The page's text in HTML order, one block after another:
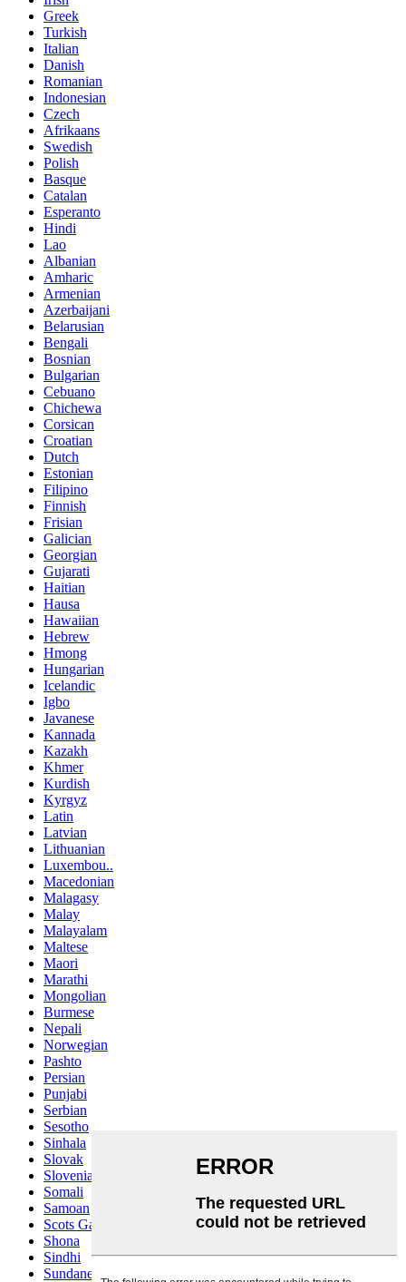
Greek
Turkish
Italian
Danish
Romanian
Indonesian
Czech
Afrikaans
Swedish
Polish
Basque
Catalan
Esperanto
Hindi
Lao
Albanian
Amharic
Armenian
Azerbaijani
Belarusian
Bengali
Bosnian
Bulgarian
Cebuano
Chichewa
Corsican
Croatian
Dutch
Estonian
Filipino
Finnish
Frisian
Galician
Georgian
Gujarati
Haitian
Hausa
Hawaiian
Hebrew
Hmong
Hungarian
Icelandic
Igbo
Javanese
Kannada
Kazakh
Khmer
Kurdish
Kyrgyz
Latin
Latvian
Lithuanian
Luxembou..
Macedonian
Malagasy
Malay
Malayalam
Maltese
Maori
Marathi
Mongolian
Burmese
Nepali
Norwegian
Pashto
Persian
Punjabi
Serbian
Sesotho
Sinhala
Slovak
Slovenian
Somali
Samoan
Scots Gaelic
Shona
Sindhi
Sundanese